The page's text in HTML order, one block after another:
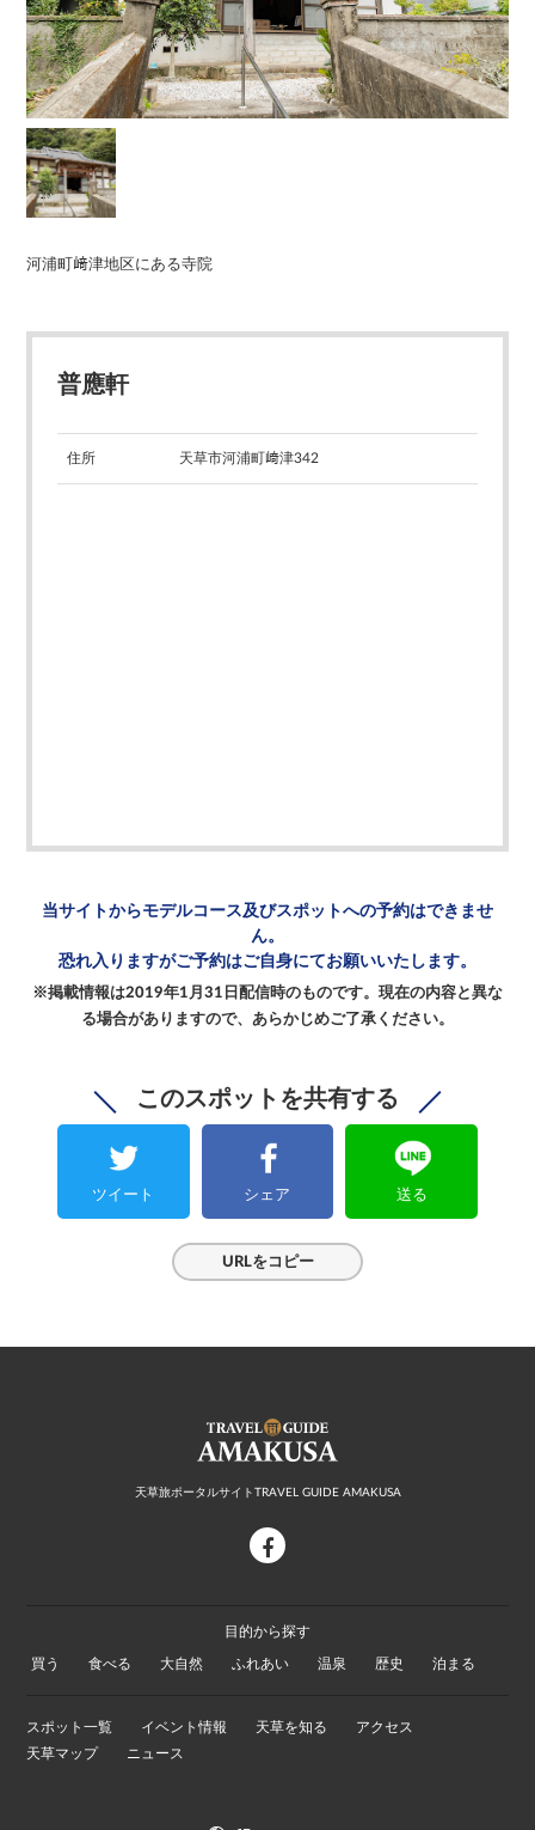
河浦町﨑津地区にある寺院
普應軒
住所 天草市河浦町﨑津342
当サイトからモデルコース及びスポットへの予約はできませ
ん。
恐れ入りますがご予約はご自身にてお願いいたします。
※掲載情報は2019年1月31日配信時のものです。 現在の内容と異な
る場合がありますので、 あらかじめご了承ください。
このスポットを共有する
ツイート シェア 送る
URLをコピー
天草旅ポータルサイトTRAVEL GUIDE AMAKUSA
目的から探す
買う 食べる 大自然 ふれあい 温泉 歴史 泊まる
スポット一覧 イベント情報 天草を知る
アクセス
天草マップ
ニュース